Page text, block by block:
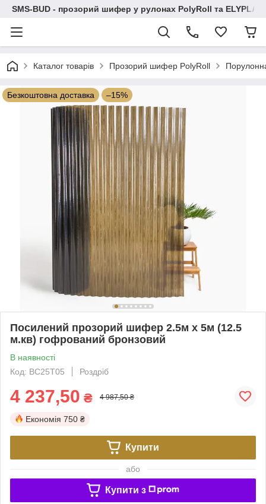
SMS-BUD - прозорий шифер у рулонах PolyRoll та
Каталог товарів Прозорий шифер PolyRoll
Безкоштовна доставка –15%
Посилений прозорий шифер 2.5м х 5м (12.5
м.кв) гофрований бронзовий
В наявності
Код: BC25T05
Роздріб
4 237,50 ₴ 4 987,50 ₴
Економія 750 ₴
Купити
або
Купити з